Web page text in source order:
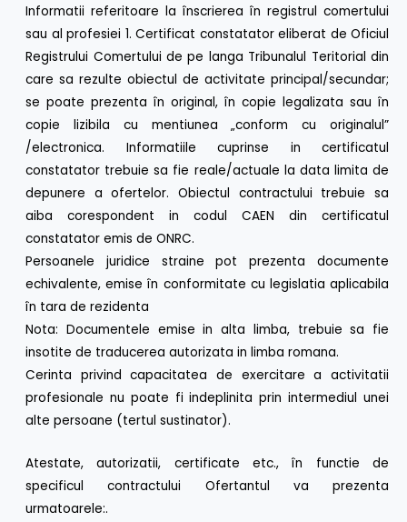
Informatii referitoare la înscrierea în registrul comertului
sau al profesiei 1. Certificat constatator eliberat de Oficiul
Registrului Comertului de pe langa Tribunalul Teritorial din
care sa rezulte obiectul de activitate principal/secundar;
se poate prezenta în original, în copie legalizata sau în
copie lizibila cu mentiunea „conform cu originalul”
/electronica. Informatiile cuprinse in certificatul
constatator trebuie sa fie reale/actuale la data limita de
depunere a ofertelor. Obiectul contractului trebuie sa
aiba corespondent in codul CAEN din certificatul
constatator emis de ONRC.
Persoanele juridice straine pot prezenta documente
echivalente, emise în conformitate cu legislatia aplicabila
în tara de rezidenta
Nota: Documentele emise in alta limba, trebuie sa fie
insotite de traducerea autorizata in limba romana.
Cerinta privind capacitatea de exercitare a activitatii
profesionale nu poate fi indeplinita prin intermediul unei
alte persoane (tertul sustinator).
Atestate, autorizatii, certificate etc., în functie de
specificul contractului Ofertantul va prezenta
urmatoarele:.